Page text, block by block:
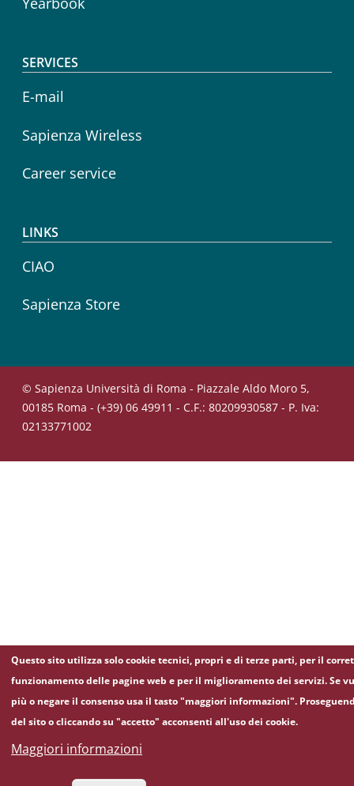
SERVICES
E-mail
Sapienza Wireless
Career service
LINKS
CIAO
Sapienza Store
© Sapienza Università di Roma - Piazzale Aldo Moro 5,
00185 Roma - (+39) 06 49911 - C.F.: 80209930587 - P. Iva:
02133771002
Questo sito utilizza solo cookie tecnici, propri e di terze parti, per il
funzionamento delle pagine web e per il miglioramento dei servizi. Se
più o negare il consenso usa il tasto "maggiori informazioni".
del sito o cliccando su "accetto" acconsenti all'uso dei cookie.
Maggiori informazioni